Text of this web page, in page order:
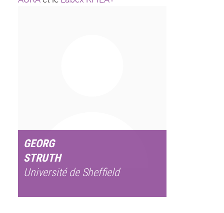
GEORG
STRUTH
Université de Sheffield